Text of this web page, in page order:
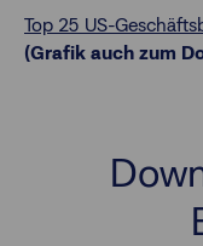
Top 25 US-
(Grafik auch zum